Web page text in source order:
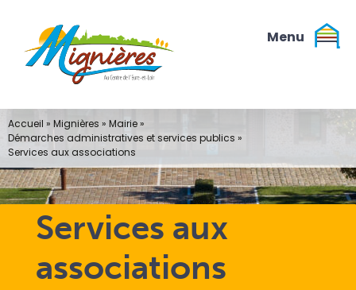
contenu
Services aux
associations
Accueil » Mignières » Mairie»
Démarches administratives et services publics »
Services aux associations